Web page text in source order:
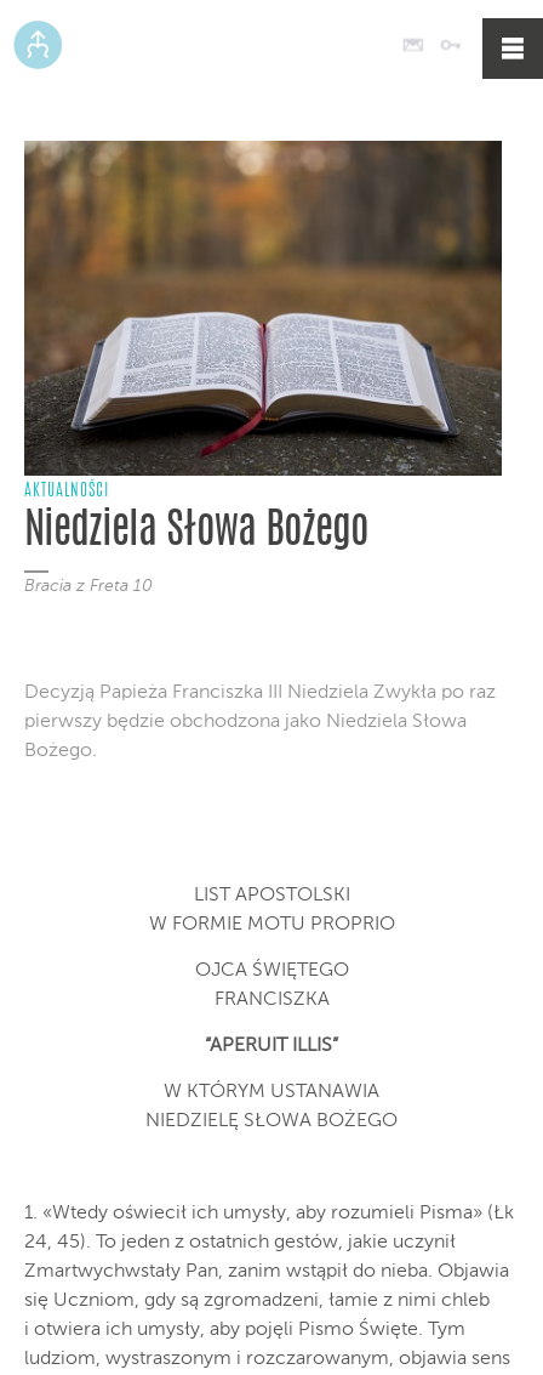
Poczta
AKTUALNOŚCI
Niedziela Słowa Bożego
Bracia z Freta 10
Decyzją Papieża Franciszka III Niedziela Zwykła po raz
pierwszy będzie obchodzona jako Niedziela Słowa
Bożego.
LIST APOSTOLSKI
W FORMIE MOTU PROPRIO
OJCA ŚWIĘTEGO
FRANCISZKA
“APERUIT ILLIS”
W KTÓRYM USTANAWIA
NIEDZIELĘ SŁOWA BOŻEGO
1. «Wtedy oświecił ich umysły, aby rozumieli Pisma» (Łk
24, 45). To jeden z ostatnich gestów, jakie uczynił
Zmartwychwstały Pan, zanim wstąpił do nieba. Objawia
się Uczniom, gdy są zgromadzeni, łamie z nimi chleb
i otwiera ich umysły, aby pojęli Pismo Święte. Tym
ludziom, wystraszonym i rozczarowanym, objawia sens